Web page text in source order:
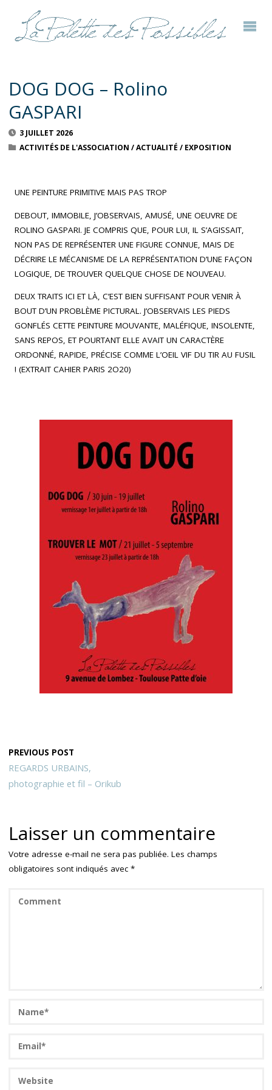
DOG DOG – Rolino
GASPARI
3 JUILLET 2026
ACTIVITÉS DE L'ASSOCIATION /ACTUALITÉ / EXPOSITION
UNE PEINTURE PRIMITIVE MAIS PAS TROP
DEBOUT, IMMOBILE, J’OBSERVAIS, AMUSÉ, UNE OEUVRE DE
ROLINO GASPARI. JE COMPRIS QUE, POUR LUI, IL S’AGISSAIT,
NON PAS DE REPRÉSENTER UNE FIGURE CONNUE, MAIS DE
DÉCRIRE LE MÉCANISME DE LA REPRÉSENTATION D’UNE FAÇON
LOGIQUE, DE TROUVER QUELQUE CHOSE DE NOUVEAU.
DEUX TRAITS ICI ET LÀ, C’EST BIEN SUFFISANT POUR VENIR À
BOUT D’UN PROBLÈME PICTURAL. J’OBSERVAIS LES PIEDS
GONFLÉS CETTE PEINTURE MOUVANTE, MALÉFIQUE, INSOLENTE,
SANS REPOS, ET POURTANT ELLE AVAIT UN CARACTÈRE
ORDONNÉ, RAPIDE, PRÉCISE COMME L’OEIL VIF DU TIR AU FUSIL
! (EXTRAIT CAHIER PARIS 2O20)
PREVIOUS POST
REGARDS URBAINS,
photographie et fil – Orikub
Laisser un commentaire
Votre adresse e-mail ne sera pas publiée. Les champs
obligatoires sont indiqués avec *